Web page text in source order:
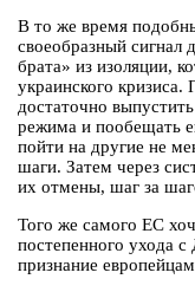
В то же время
своеобразный
брата» из изоляции,
украинского
достаточно
режима и пообещать
пойти на другие не
шаги. Затем через
их отмены, шаг за
Того же самого ЕС
постепенного ухода с
признание